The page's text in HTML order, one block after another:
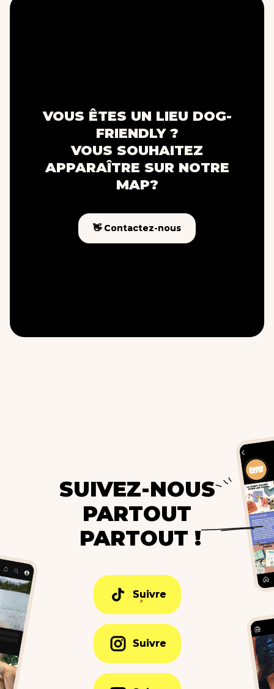
VOUS ÊTES UN LIEU DOG-
FRIENDLY ?
VOUS SOUHAITEZ
APPARAÎTRE SUR NOTRE
MAP?
👋 Contactez-nous
👋 Contactez-nous
SUIVEZ-NOUS
PARTOUT
PARTOUT !
Suivre
Suivre
Suivre
Suivre